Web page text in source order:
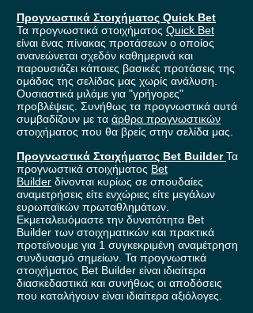
Προγνωστικά Στοιχήματος Quick Bet
Τα προγνωστικά στοιχήματος Quick Bet
είναι ένας πίνακας προτάσεων ο οποίος
ανανεώνεται σχεδόν καθημερινά και
παρουσιάζει κάποιες βασικές προτάσεις της
ομάδας της σελίδας μας χωρίς ανάλυση.
Ουσιαστικά μιλάμε για "γρήγορες"
προβλέψεις. Συνήθως τα προγνωστικά αυτά
συμβαδίζουν με τα άρθρα προγνωστικών
στοιχήματος που θα βρείς στην σελίδα μας.
Προγνωστικά Στοιχήματος Bet BuilderΤα
προγνωστικά στοιχήματος Bet
Builder δίνονται κυρίως σε σπουδαίες
αναμετρήσεις είτε ενχώριες είτε μεγάλων
ευρωπαϊκών πρωταθλημάτων.
Εκμεταλευόμαστε την δυνατότητα Bet
Builder των στοιχηματικών και πρακτικά
προτείνουμε για 1 συγκεκριμένη αναμέτρηση
συνδυασμό σημείων. Τα προγνωστικά
στοιχήματος Bet Builder είναι ιδιαίτερα
διασκεδαστικά και συνήθως οι αποδόσεις
που καταλήγουν είναι ιδιαίτερα αξιόλογες.